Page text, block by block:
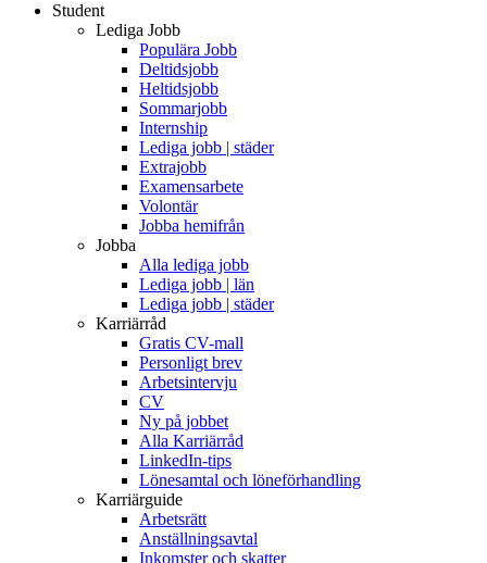
Student
Lediga Jobb
Populära Jobb
Deltidsjobb
Heltidsjobb
Sommarjobb
Internship
Lediga jobb | städer
Extrajobb
Examensarbete
Volontär
Jobba hemifrån
Jobba
Alla lediga jobb
Lediga jobb | län
Lediga jobb | städer
Karriärråd
Gratis CV-mall
Personligt brev
Arbetsintervju
CV
Ny på jobbet
Alla Karriärråd
LinkedIn-tips
Lönesamtal och löneförhandling
Karriärguide
Arbetsrätt
Anställningsavtal
Inkomster och skatter